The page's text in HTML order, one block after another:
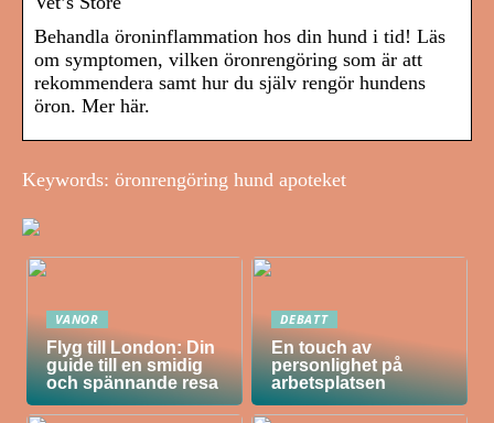
Behandla öroninflammation hos din hund i tid! Läs
om symptomen, vilken öronrengöring som är att
rekommendera samt hur du själv rengör hundens
öron. Mer här.
Keywords: öronrengöring hund apoteket
VANOR
Flyg till London: Din
guide till en smidig
och spännande resa
DEBATT
En touch av
personlighet på
arbetsplatsen